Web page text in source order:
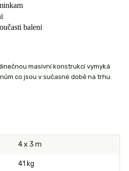
baleni
masivní konstrukcí vymyká
co jsou v sučasné době na trhu.
4 x 3 m
41 kg